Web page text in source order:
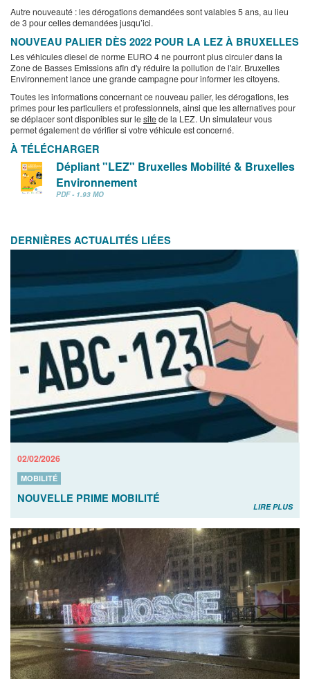
Autre nouveauté : les dérogations demandées sont valables 5 ans, au lieu
de 3 pour celles demandées jusqu’ici.
NOUVEAU PALIER DÈS 2022 POUR LA LEZ À BRUXELLES
Les véhicules diesel de norme EURO 4 ne pourront plus circuler dans la
Zone de Basses Emissions afin d'y réduire la pollution de l'air. Bruxelles
Environnement lance une grande campagne pour informer les citoyens.
Toutes les informations concernant ce nouveau palier, les dérogations, les
primes pour les particuliers et professionnels, ainsi que les alternatives pour
se déplacer sont disponibles sur lesitede la LEZ. Un simulateur vous
permet également de vérifier si votre véhicule est concerné.
À TÉLÉCHARGER
Dépliant "LEZ" Bruxelles Mobilité & Bruxelles
Environnement
PDF - 1.93 MO
DERNIÈRES ACTUALITÉS LIÉES
02/02/2026
MOBILITÉ
NOUVELLE PRIME MOBILITÉ
LIRE PLUS